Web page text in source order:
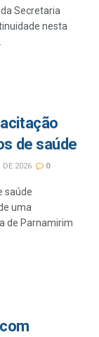
Secretaria
nesta
de saúde
2026 0
saúde
uma
de Parnamirim